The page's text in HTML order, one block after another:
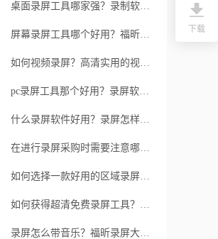
桌面录屏工具哪家强？录制软件需要多少钱？
屏幕录屏工具哪个好用？福昕录屏大师屏幕录屏工具有哪些特色？
如何视频录屏？高清实用的视频录屏
pc录屏工具那个好用？录屏软件使用方法是什么？
什么录屏软件好用？录屏怎样才能有声音？
在进行录屏采购时需要注意哪些问题？如何选用一款合适的录屏软件？
如何选择一款好用的区域录屏软件？如何正确地使用区域录屏软件？
如何获得超清免费录屏工具？怎么样利用福昕录屏大师获得超清录制？
录屏怎么带音乐？福昕录屏大师的有哪些优点？
下载